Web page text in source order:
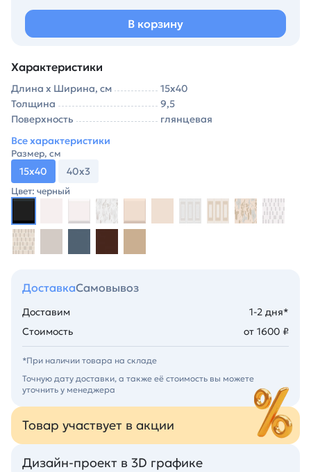
В корзину
Характеристики
Длина х Ширина, см
15х40
Толщина
9,5
Поверхность
глянцевая
Все характеристики
Размер, см
15х40 40х3
Цвет: черный
ДоставкаСамовывоз
Доставим
1-2 дня*
Стоимость
от 1600 ₽
*При наличии товара на складе
Точную дату доставки, а также её стоимость вы можете
уточнить у менеджера
Товар участвует в акции
Дизайн-проект в 3D графике